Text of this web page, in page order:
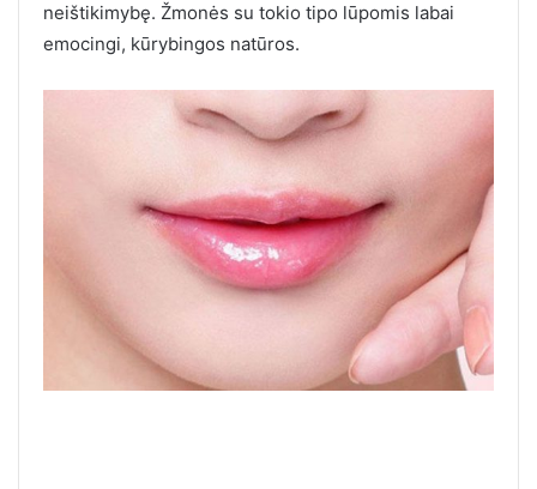
neištikimybę. Žmonės su tokio tipo lūpomis labai
emocingi, kūrybingos natūros.